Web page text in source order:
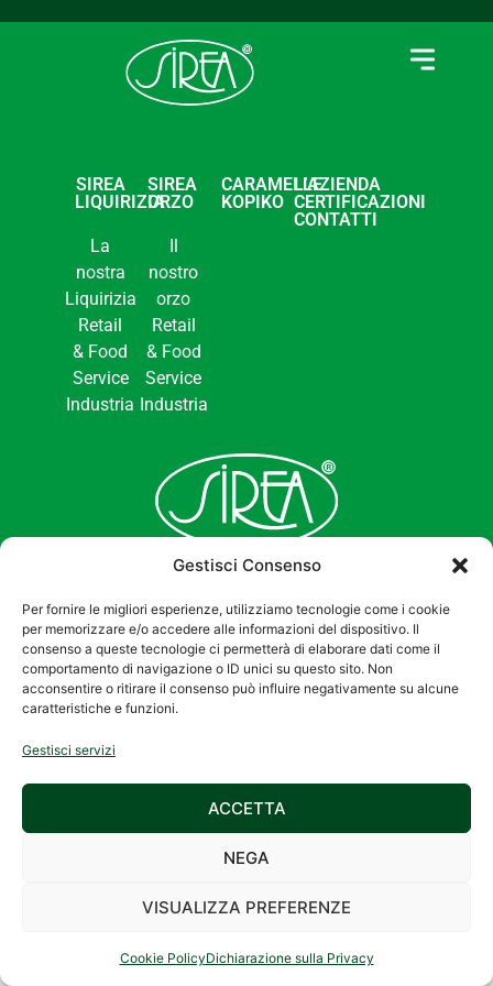
Gestisci Consenso
Per fornire le migliori esperienze, utilizziamo tecnologie come i cookie
per memorizzare e/o accedere alle informazioni del dispositivo. Il
consenso a queste tecnologie ci permetterà di elaborare dati come il
comportamento di navigazione o ID unici su questo sito. Non
acconsentire o ritirare il consenso può influire negativamente su alcune
caratteristiche e funzioni.
Gestisci servizi
ACCETTA
NEGA
VISUALIZZA PREFERENZE
Cookie PolicyDichiarazione sulla Privacy
SIREA
LIQUIRIZIA
La
nostra
Liquirizia
Retail
& Food
Service
Industria
SIREA
ORZO
Il
nostro
orzo
Retail
& Food
Service
Industria
CARAMELLE
KOPIKO
L’AZIENDA
CERTIFICAZIONI
CONTATTI
2026 © SIREA S.r.l.
– 42027 Montecchio
Emilia (RE) –
01158790350